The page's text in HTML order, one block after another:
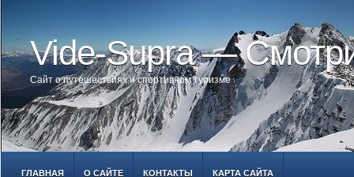
Vide-Supra —
Сайт о путешествиях и спортивном туризме
ГЛАВНАЯ О САЙТЕ КОНТАКТЫ КАРТА САЙТА